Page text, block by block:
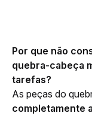
Por que não
quebra-cabeça
tarefas?
completamente